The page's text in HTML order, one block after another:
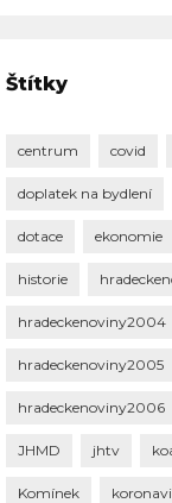
Štítky
centrum covid
doplatek na bydlení
dotace ekonomie
historie
hradeckenoviny2004
hradeckenoviny2005
hradeckenoviny2006
JHMD jhtv
Komínek